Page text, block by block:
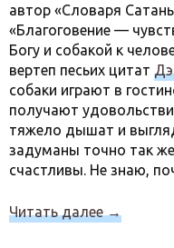
автор «Словаря
«Благоговение —
Богу и собакой к
вертеп песьих цитат
собаки играют в
получают
тяжело дышат и
задуманы точно так
счастливы. Не знаю,
Читать далее→